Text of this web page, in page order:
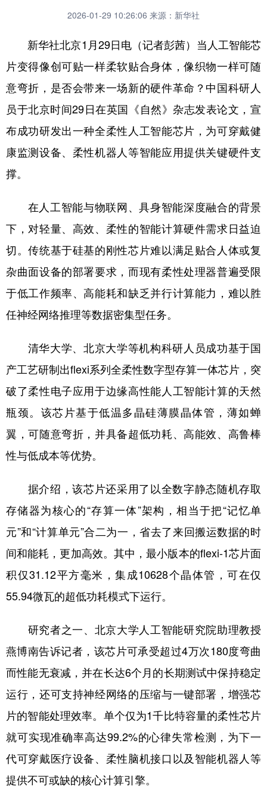
2026-01-29 10:26:06 来源：新华社
新华社北京1月29日电（记者彭茜）当人工智能芯
片变得像创可贴一样柔软贴合身体，像织物一样可随
意弯折，是否会带来一场新的硬件革命？中国科研人
员于北京时间29日在英国《自然》杂志发表论文，宣
布成功研发出一种全柔性人工智能芯片，为可穿戴健
康监测设备、柔性机器人等智能应用提供关键硬件支
撑。
在人工智能与物联网、具身智能深度融合的背景
下，对轻量、高效、柔性的智能计算硬件需求日益迫
切。传统基于硅基的刚性芯片难以满足贴合人体或复
杂曲面设备的部署要求，而现有柔性处理器普遍受限
于低工作频率、高能耗和缺乏并行计算能力，难以胜
任神经网络推理等数据密集型任务。
清华大学、北京大学等机构科研人员成功基于国
产工艺研制出flexi系列全柔性数字型存算一体芯片，突
破了柔性电子应用于边缘高性能人工智能计算的天然
瓶颈。该芯片基于低温多晶硅薄膜晶体管，薄如蝉
翼，可随意弯折，并具备超低功耗、高能效、高鲁棒
性与低成本等优势。
据介绍，该芯片还采用了以全数字静态随机存取
存储器为核心的“存算一体”架构，相当于把“记忆单
元”和“计算单元”合二为一，省去了来回搬运数据的时
间和能耗，更加高效。其中，最小版本的flexi-1芯片面
积仅31.12平方毫米，集成10628个晶体管，可在仅
55.94微瓦的超低功耗模式下运行。
研究者之一、北京大学人工智能研究院助理教授
燕博南告诉记者，该芯片可承受超过4万次180度弯曲
而性能无衰减，并在长达6个月的长期测试中保持稳定
运行，还可支持神经网络的压缩与一键部署，增强芯
片的智能处理效率。单个仅为1千比特容量的柔性芯片
就可实现准确率高达99.2%的心律失常检测，为下一
代可穿戴医疗设备、柔性脑机接口以及智能机器人等
提供不可或缺的核心计算引擎。